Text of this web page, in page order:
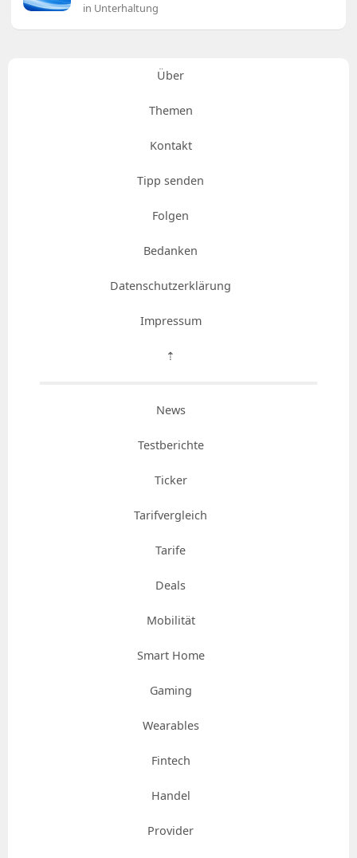
in Unterhaltung
Über
Themen
Kontakt
Tipp senden
Folgen
Bedanken
Datenschutzerklärung
Impressum
⇡
News
Testberichte
Ticker
Tarifvergleich
Tarife
Deals
Mobilität
Smart Home
Gaming
Wearables
Fintech
Handel
Provider